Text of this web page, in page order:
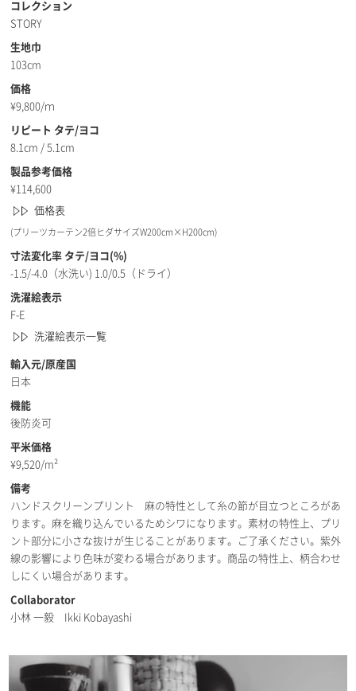
コレクション
STORY
生地巾
103cm
価格
¥9,800/ｍ
リピート タテ/ヨコ
8.1cm / 5.1cm
製品参考価格
¥114,600
価格表
(プリーツカーテン2倍ヒダサイズW200cm×H200cm)
寸法変化率 タテ/ヨコ(%)
-1.5/-4.0（水洗い) 1.0/0.5（ドライ）
洗濯絵表示
F-E
洗濯絵表示一覧
輸入元/原産国
日本
機能
後防炎可
平米価格
¥9,520/m²
備考
ハンドスクリーンプリント 麻の特性として糸の節が目立つところがあ
ります。麻を織り込んでいるためシワになります。素材の特性上、プリ
ント部分に小さな抜けが生じることがあります。ご了承ください。紫外
線の影響により色味が変わる場合があります。商品の特性上、柄合わせ
しにくい場合があります。
Collaborator
小林 一毅 Ikki Kobayashi